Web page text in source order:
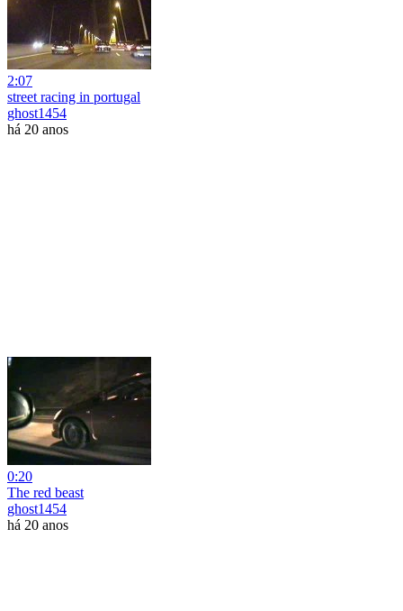
2:07
street racing in portugal
ghost1454
há 20 anos
0:20
The red beast
ghost1454
há 20 anos